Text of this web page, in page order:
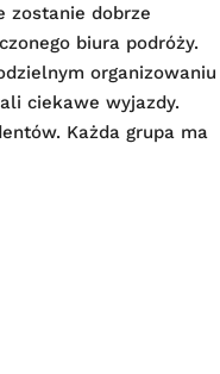
zostanie dobrze
biura podróży.
organizowaniu
ciekawe wyjazdy.
Każda grupa ma